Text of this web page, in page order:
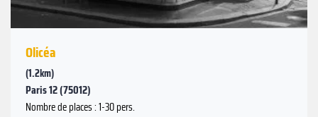
Olicéa
(1.2km)
Paris 12 (75012)
Nombre de places : 1-30 pers.